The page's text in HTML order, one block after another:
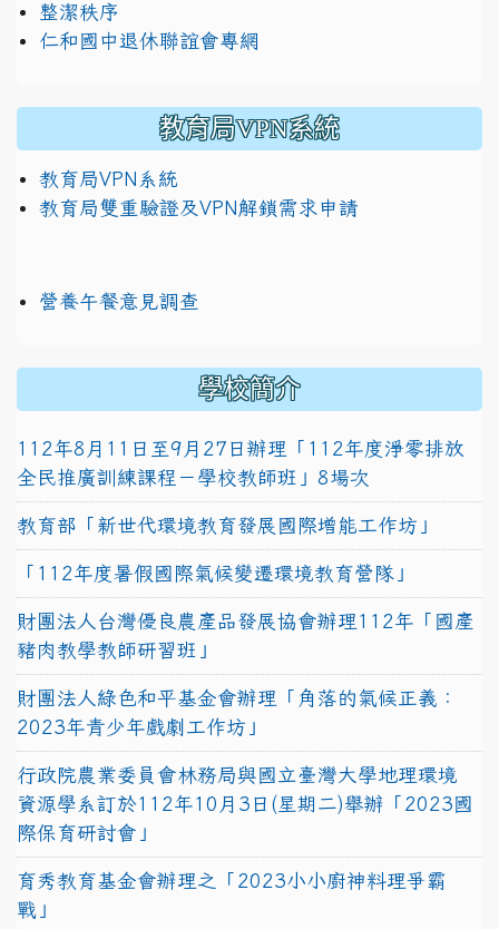
整潔秩序
仁和國中退休聯誼會專網
教育局VPN系統
教育局VPN系統
教育局雙重驗證及VPN解鎖需求申請
營養午餐意見調查
學校簡介
112年8月11日至9月27日辦理「112年度淨零排放
全民推廣訓練課程－學校教師班」8場次
教育部「新世代環境教育發展國際增能工作坊」
「112年度暑假國際氣候變遷環境教育營隊」
財團法人台灣優良農產品發展協會辦理112年「國產
豬肉教學教師研習班」
財團法人綠色和平基金會辦理「角落的氣候正義：
2023年青少年戲劇工作坊」
行政院農業委員會林務局與國立臺灣大學地理環境
資源學系訂於112年10月3日(星期二)舉辦「2023國
際保育研討會」
育秀教育基金會辦理之「2023小小廚神料理爭霸
戰」